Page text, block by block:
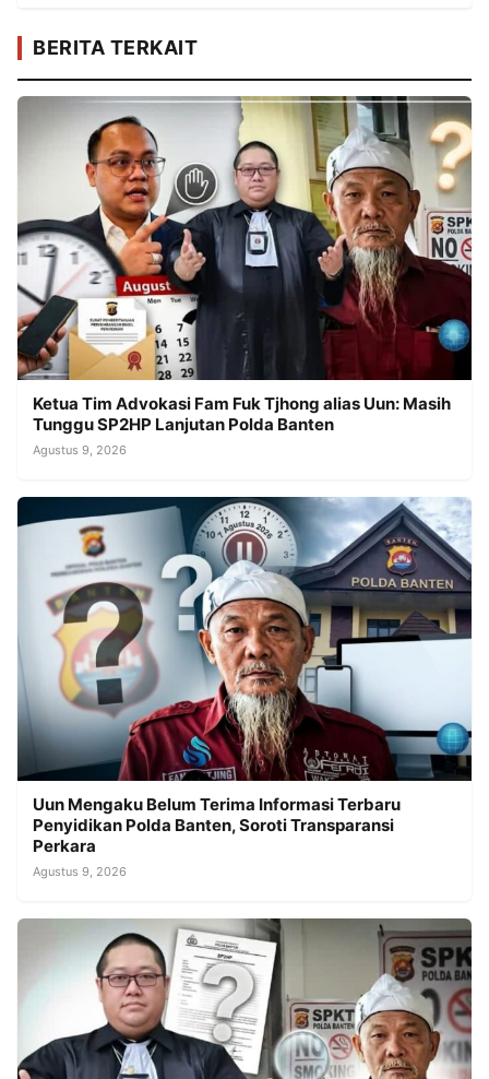
BERITA TERKAIT
Ketua Tim Advokasi Fam Fuk Tjhong alias Uun: Masih
Tunggu SP2HP Lanjutan Polda Banten
Agustus 9, 2026
Uun Mengaku Belum Terima Informasi Terbaru
Penyidikan Polda Banten, Soroti Transparansi
Perkara
Agustus 9, 2026